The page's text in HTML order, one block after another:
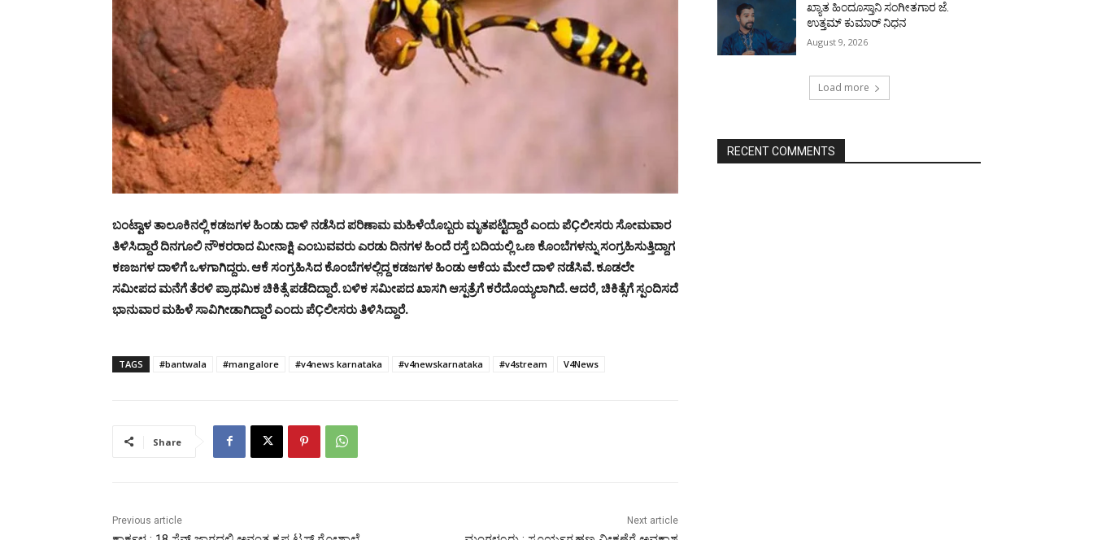
ಬಂಟ್ವಾಳ ತಾಲೂಕಿನಲ್ಲಿ ಕಡಜಗಳ ಹಿಂಡು ದಾಳಿ ನಡೆಸಿದ ಪರಿಣಾಮ ಮಹಿಳೆಯೊಬ್ಬರು ಮೃತಪಟ್ಟಿದ್ದಾರೆ ಎಂದು ಪೆÇಲೀಸರು ಸೋಮವಾರ
ತಿಳಿಸಿದ್ದಾರೆ ದಿನಗೂಲಿ ನೌಕರರಾದ ಮೀನಾಕ್ಷಿ ಎಂಬುವವರು ಎರಡು ದಿನಗಳ ಹಿಂದೆ ರಸ್ತೆ ಬದಿಯಲ್ಲಿ ಒಣ ಕೊಂಬೆಗಳನ್ನು ಸಂಗ್ರಹಿಸುತ್ತಿದ್ದಾಗ
ಕಣಜಗಳ ದಾಳಿಗೆ ಒಳಗಾಗಿದ್ದರು. ಆಕೆ ಸಂಗ್ರಹಿಸಿದ ಕೊಂಬೆಗಳಲ್ಲಿದ್ದ ಕಡಜಗಳ ಹಿಂಡು ಆಕೆಯ ಮೇಲೆ ದಾಳಿ ನಡೆಸಿವೆ. ಕೂಡಲೇ
ಸಮೀಪದ ಮನೆಗೆ ತೆರಳಿ ಪ್ರಾಥಮಿಕ ಚಿಕಿತ್ಸೆ ಪಡೆದಿದ್ದಾರೆ. ಬಳಿಕ ಸಮೀಪದ ಖಾಸಗಿ ಆಸ್ಪತ್ರೆಗೆ ಕರೆದೊಯ್ಯಲಾಗಿದೆ. ಆದರೆ, ಚಿಕಿತ್ಸೆಗೆ ಸ್ಪಂದಿಸದೆ
ಭಾನುವಾರ ಮಹಿಳೆ ಸಾವಿಗೀಡಾಗಿದ್ದಾರೆ ಎಂದು ಪೆÇಲೀಸರು ತಿಳಿಸಿದ್ದಾರೆ.
TAGS #bantwala #mangalore #v4news karnataka #v4newskarnataka #v4stream V4News
Share
Previous article Next article
ಖ್ಯಾತ ಹಿಂದೂಸ್ತಾನಿ ಸಂಗೀತಗಾರ ಜೆ.
ಉತ್ತಮ್ ಕುಮಾರ್ ನಿಧನ
August 9, 2026
Load more
RECENT COMMENTS